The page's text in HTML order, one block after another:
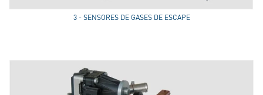
3 - SENSORES DE GASES DE ESCAPE